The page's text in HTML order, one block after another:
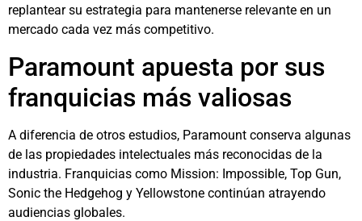
replantear su estrategia para mantenerse relevante en un
mercado cada vez más competitivo.
Paramount apuesta por sus
franquicias más valiosas
A diferencia de otros estudios, Paramount conserva algunas
de las propiedades intelectuales más reconocidas de la
industria. Franquicias como Mission: Impossible, Top Gun,
Sonic the Hedgehog y Yellowstone continúan atrayendo
audiencias globales.